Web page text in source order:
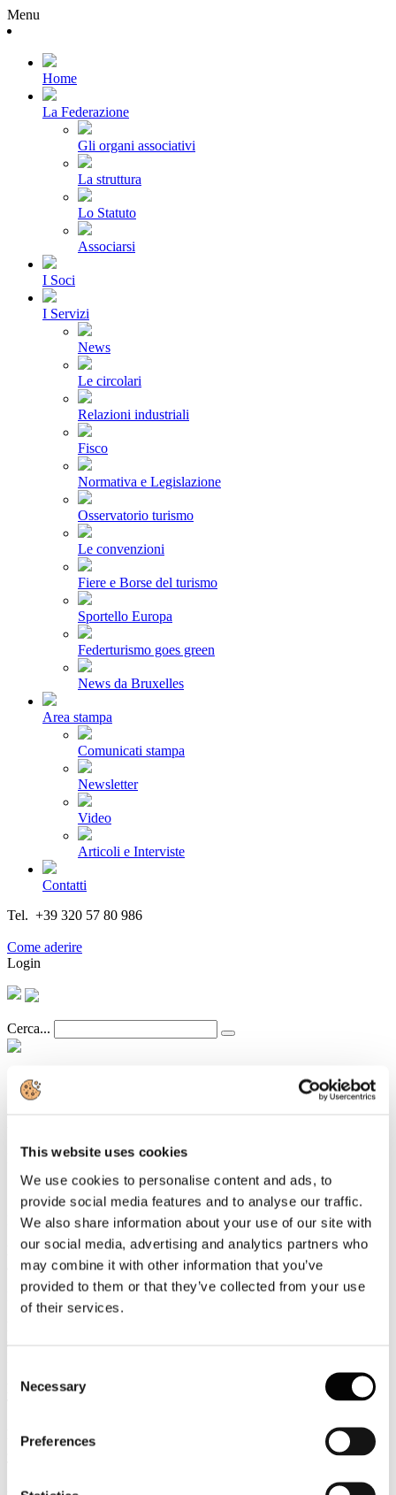
This website uses cookies
We use cookies to personalise content and ads, to
provide social media features and to analyse our traffic.
We also share information about your use of our site with
our social media, advertising and analytics partners who
may combine it with other information that you’ve
provided to them or that they’ve collected from your use
of their services.
Selection
Necessary
Preferences
Menu
Home
La Federazione
Gli organi associativi
La struttura
Lo Statuto
Associarsi
I Soci
I Servizi
News
Le circolari
Relazioni industriali
Fisco
Normativa e Legislazione
Osservatorio turismo
Le convenzioni
Fiere e Borse del turismo
Sportello Europa
Federturismo goes green
News da Bruxelles
Area stampa
Comunicati stampa
Newsletter
Video
Articoli e Interviste
Contatti
Tel. +39 320 57 80 986
Come aderire
Login
Cerca...
Newsletter N. 124 del 12/07/2016
Dettagli
Categoria:Associazione Italiana Confindustria Alberghi
Pubblicato: 12 Luglio 2016
News
Newsletter di Federturismo Confindustria n.24/2016
a cura di Federturismo Confindustria
Rassegna Stampa
settore ricettivo
Numeri positivi per l'aeroporto di Bologna: giugno + 12,6%
Per le vacanze estive si spenderanno più di 16 mld, +2,5% su
2015